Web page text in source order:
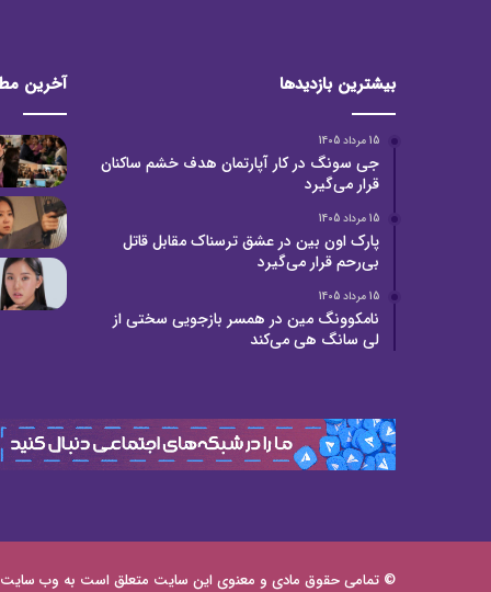
بیشترین بازدیدها
15 مرداد 1405
جی سونگ در کار آپارتمان هدف خشم ساکنان
قرار می‌گیرد
15 مرداد 1405
پارک اون بین در عشق ترسناک مقابل قاتل
بی‌رحم قرار می‌گیرد
15 مرداد 1405
نامکوونگ مین در همسر بازجویی سختی از
لی سانگ هی می‌کند
آخرین
© تمامی حقوق مادی و معنوی این سایت متعلق است به وب سایت